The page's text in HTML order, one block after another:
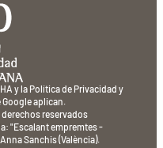
y la Política de Privacidad y
Google aplican.
reservados
"Escalant empremtes -
Sanchis (València).